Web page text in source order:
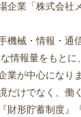
企業「株式会社
機械・情報・通
情報量をもと
業が中心になり
だけでなく、働
形貯蓄制度』